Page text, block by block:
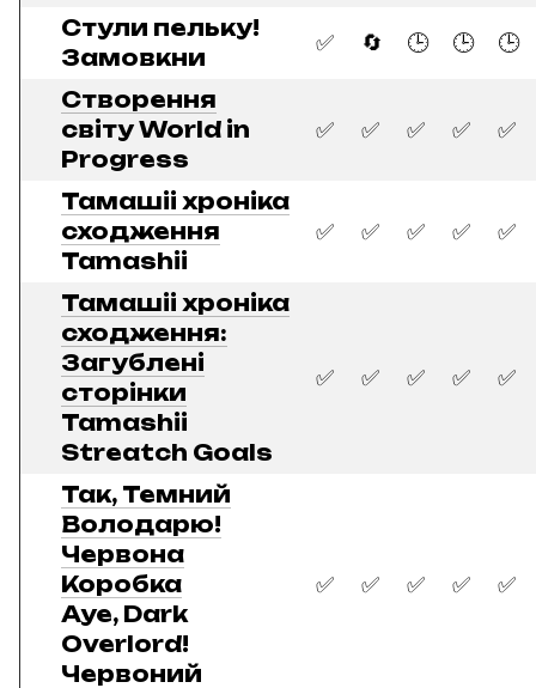
Стули пельку!
Замовкни
✅ 🔄 🕒 🕒 🕒
Створення
світу World in
Progress
✅ ✅ ✅ ✅ ✅
Тамашіі хроніка
сходження
Tamashii
✅ ✅ ✅ ✅ ✅
Тамашіі хроніка
сходження:
Загублені
сторінки
Tamashii
Streatch Goals
✅ ✅ ✅ ✅ ✅
Так, Темний
Володарю!
Червона
Коробка
Aye, Dark
Overlord!
Червоний
✅ ✅ ✅ ✅ ✅